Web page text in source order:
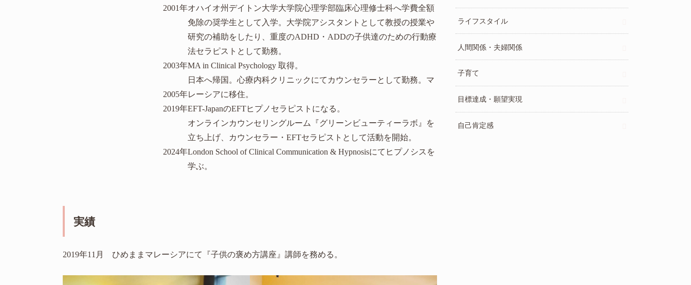
2001年
2003年
2005年
2019年
2024年
オハイオ州デイトン大学大学院心理学部臨床心理修士科へ学費全額
免除の奨学生として入学。大学院アシスタントとして教授の授業や
研究の補助をしたり、重度のADHD・ADDの子供達のための行動療
法セラピストとして勤務。
MA in Clinical Psychology 取得。
日本へ帰国。心療内科クリニックにてカウンセラーとして勤務。マ
レーシアに移住。
EFT-JapanのEFTヒプノセラピストになる。
オンラインカウンセリングルーム『グリーンビューティーラボ』を
立ち上げ、カウンセラー・EFTセラピストとして活動を開始。
London School of Clinical Communication & Hypnosisにてヒプノシスを
学ぶ。
実績
2019年11月 ひめままマレーシアにて『子供の褒め方講座』講師を務める。
ライフスタイル
人間関係・夫婦関係
子育て
目標達成・願望実現
自己肯定感